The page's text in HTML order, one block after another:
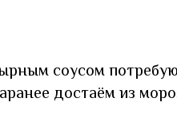
соусом
достаём из